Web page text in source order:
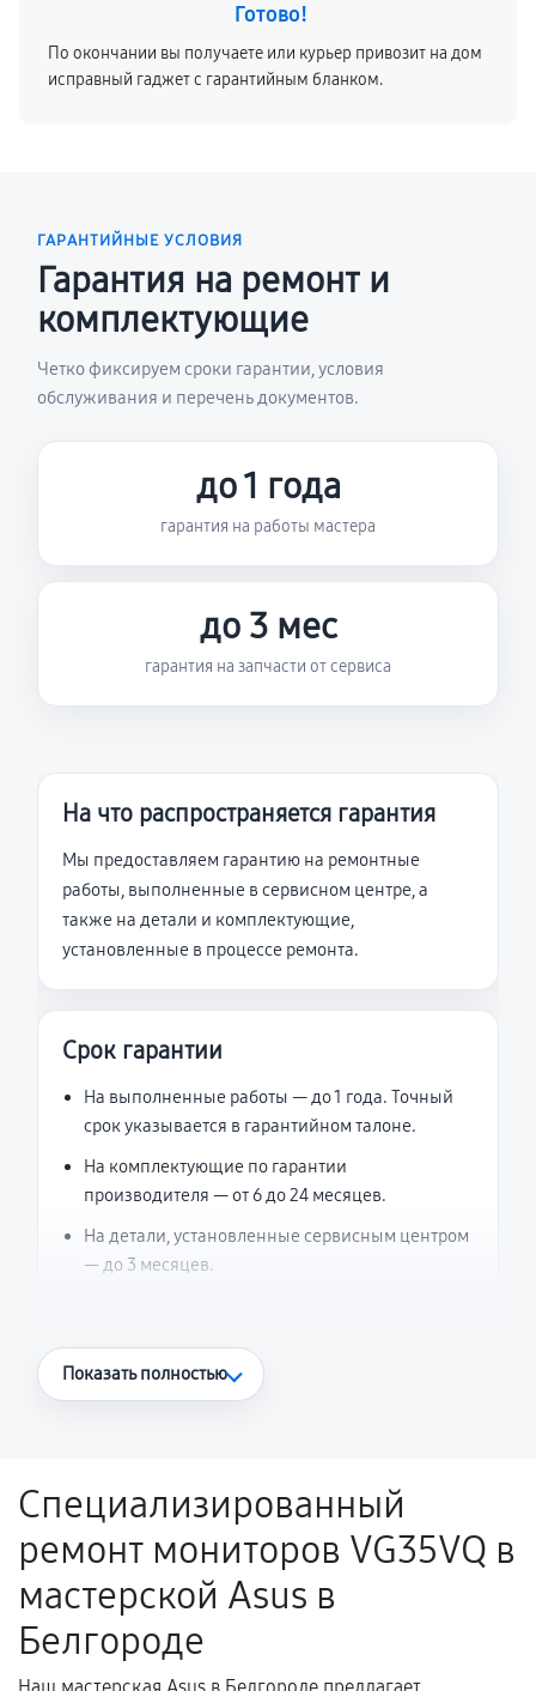
Готово!
По окончании вы получаете или курьер привозит на дом
исправный гаджет с гарантийным бланком.
ГАРАНТИЙНЫЕ УСЛОВИЯ
Гарантия на ремонт и
комплектующие
Четко фиксируем сроки гарантии, условия
обслуживания и перечень документов.
до 1 года
гарантия на работы мастера
до 3 мес
гарантия на запчасти от сервиса
На что распространяется гарантия
Мы предоставляем гарантию на ремонтные
работы, выполненные в сервисном центре, а
также на детали и комплектующие,
установленные в процессе ремонта.
Срок гарантии
На выполненные работы — до 1 года. Точный
срок указывается в гарантийном талоне.
На комплектующие по гарантии
производителя — от 6 до 24 месяцев.
На детали, установленные сервисным центром
— до 3 месяцев.
Что считается гарантийным случаем
Поломка установленной детали при
нормальной эксплуатации в течение
гарантийного срока.
Несоответствие комплектующей заявленным
техническим характеристикам.
Показать полностью
Специализированный
ремонт мониторов VG35VQ в
мастерской Asus в
Белгороде